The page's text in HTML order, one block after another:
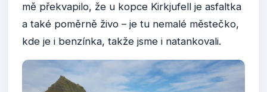
mě překvapilo, že u kopce Kirkjufell je asfaltka
a také poměrně živo – je tu nemalé městečko,
kde je i benzínka, takže jsme i natankovali.